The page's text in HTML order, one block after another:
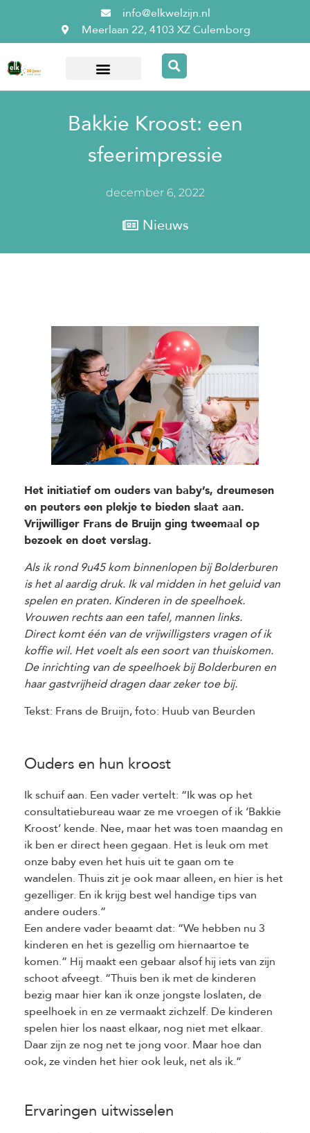
info@elkwelzijn.nl
Meerlaan 22, 4103 XZ Culemborg
Bakkie Kroost: een
sfeerimpressie
december 6, 2022
Nieuws
Het initiatief om ouders van baby’s, dreumesen
en peuters een plekje te bieden slaat aan.
Vrijwilliger Frans de Bruijn ging tweemaal op
bezoek en doet verslag.
Als ik rond 9u45 kom binnenlopen bij Bolderburen
is het al aardig druk. Ik val midden in het geluid van
spelen en praten. Kinderen in de speelhoek.
Vrouwen rechts aan een tafel, mannen links.
Direct komt één van de vrijwilligsters vragen of ik
koffie wil. Het voelt als een soort van thuiskomen.
De inrichting van de speelhoek bij Bolderburen en
haar gastvrijheid dragen daar zeker toe bij.
Tekst: Frans de Bruijn, foto: Huub van Beurden
Ouders en hun kroost
Ik schuif aan. Een vader vertelt: “Ik was op het
consultatiebureau waar ze me vroegen of ik ‘Bakkie
Kroost’ kende. Nee, maar het was toen maandag en
ik ben er direct heen gegaan. Het is leuk om met
onze baby even het huis uit te gaan om te
wandelen. Thuis zit je ook maar alleen, en hier is het
gezelliger. En ik krijg best wel handige tips van
andere ouders.”
Een andere vader beaamt dat: “We hebben nu 3
kinderen en het is gezellig om hiernaartoe te
komen.” Hij maakt een gebaar alsof hij iets van zijn
schoot afveegt. “Thuis ben ik met de kinderen
bezig maar hier kan ik onze jongste loslaten, de
speelhoek in en ze vermaakt zichzelf. De kinderen
spelen hier los naast elkaar, nog niet met elkaar.
Daar zijn ze nog net te jong voor. Maar hoe dan
ook, ze vinden het hier ook leuk, net als ik.”
Ervaringen uitwisselen